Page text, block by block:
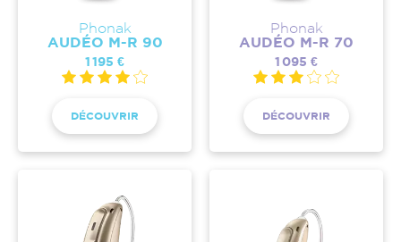
Phonak
AUDÉO M-R 90
1 195 €
DÉCOUVRIR
Phonak
AUDÉO M-R 70
1 095 €
DÉCOUVRIR